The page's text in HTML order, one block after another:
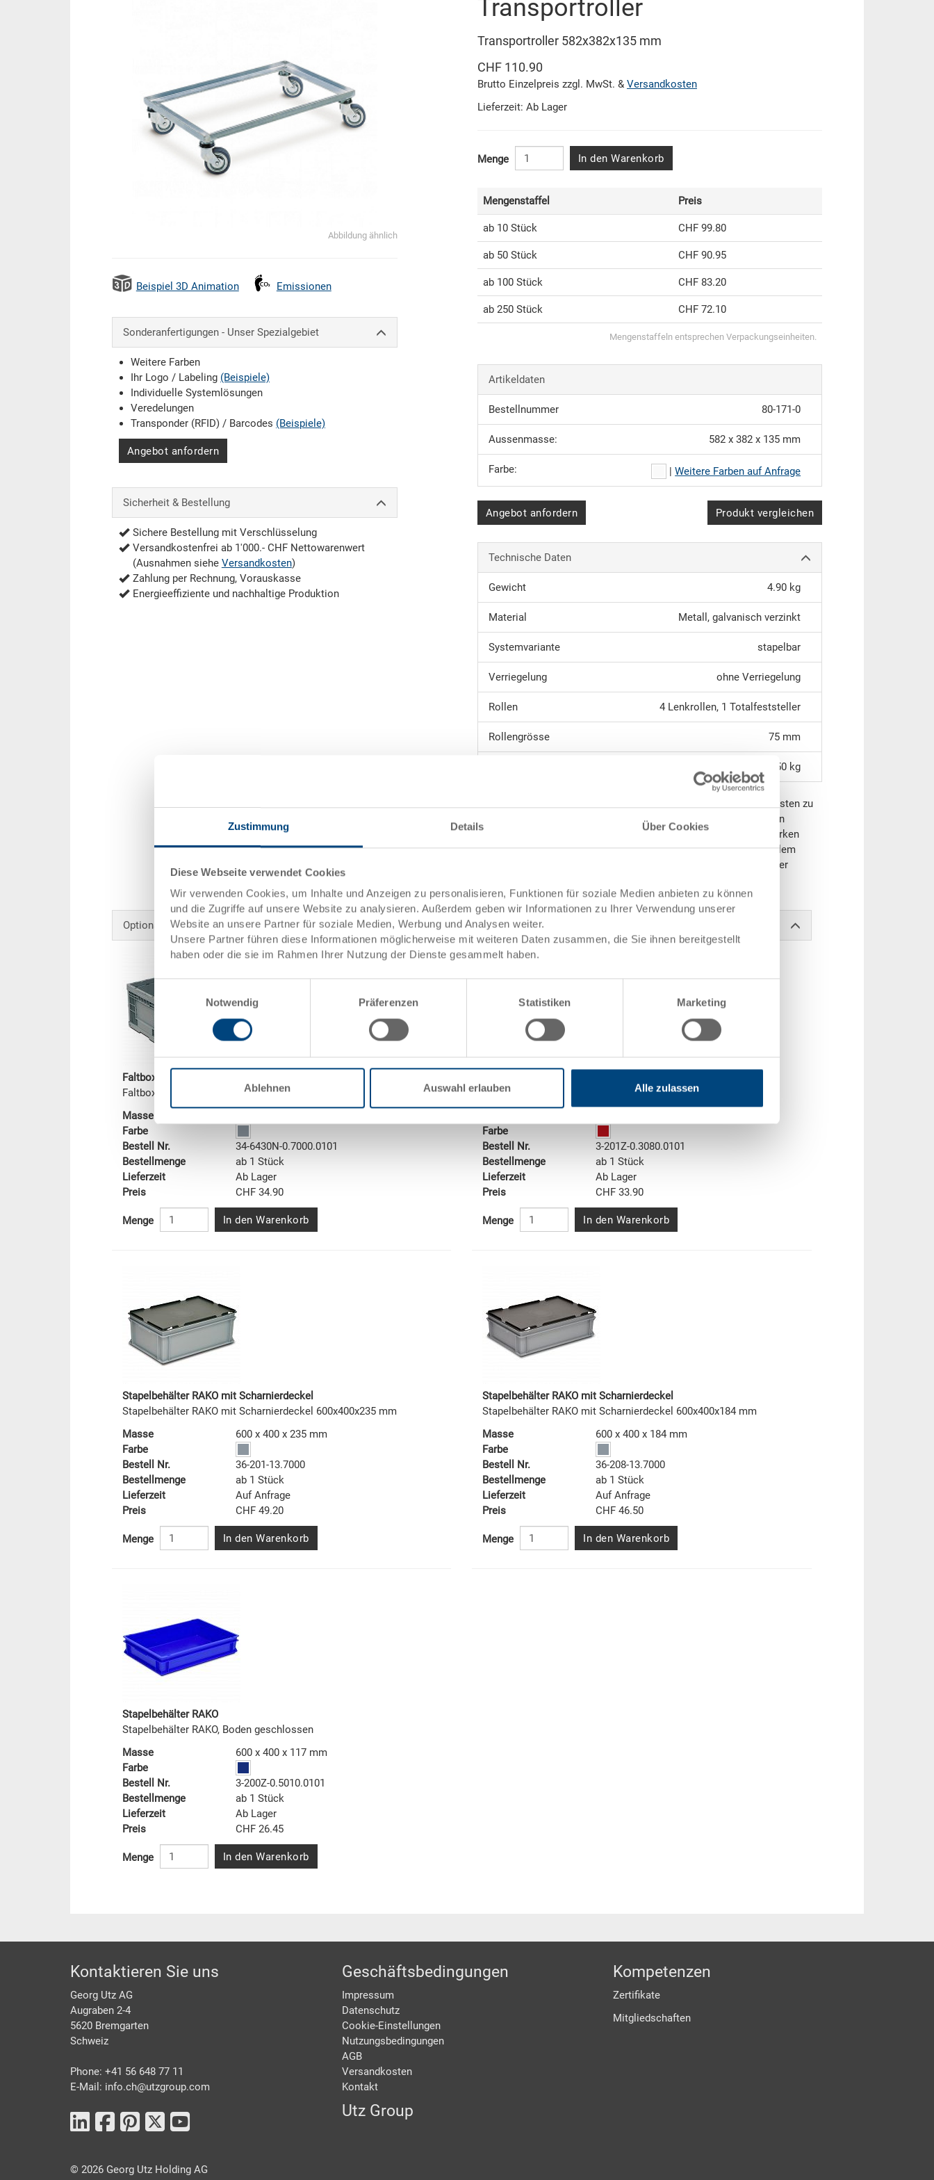
Zustimmung Details Über Cookies
Diese Webseite verwendet Cookies
Wir verwenden Cookies, um Inhalte und Anzeigen zu personalisieren, Funktionen für soziale Medien anbieten zu können
und die Zugriffe auf unsere Website zu analysieren. Außerdem geben wir Informationen zu Ihrer Verwendung unserer
Website an unsere Partner für soziale Medien, Werbung und Analysen weiter.
Unsere Partner führen diese Informationen möglicherweise mit weiteren Daten zusammen, die Sie ihnen bereitgestellt
haben oder die sie im Rahmen Ihrer Nutzung der Dienste gesammelt haben.
Notwendig
Präferenzen Statistiken Marketing
Ablehnen Auswahl erlauben Alle zulassen
Abbildung ähnlich
Beispiel 3D Animation Emissionen
Sonderanfertigungen - Unser Spezialgebiet
Weitere Farben
Ihr Logo / Labeling (Beispiele)
Individuelle Systemlösungen
Veredelungen
Transponder (RFID) / Barcodes (Beispiele)
Angebot anfordern
Sicherheit & Bestellung
Sichere Bestellung mit Verschlüsselung
Versandkostenfrei ab 1'000.- CHF Nettowarenwert
(Ausnahmen siehe Versandkosten)
Zahlung per Rechnung, Vorauskasse
Energieeffiziente und nachhaltige Produktion
Transportroller
Transportroller 582x382x135 mm
CHF 110.90
Brutto Einzelpreis zzgl. MwSt. & Versandkosten
Lieferzeit: Ab Lager
Menge In den Warenkorb
Mengenstaffel Preis
ab 10 Stück CHF 99.80
ab 50 Stück CHF 90.95
ab 100 Stück CHF 83.20
ab 250 Stück CHF 72.10
Mengenstaffeln entsprechen Verpackungseinheiten.
Artikeldaten
Bestellnummer 80-171-0
Aussenmasse: 582 x 382 x 135 mm
Farbe: |Weitere Farben auf Anfrage
Angebot anfordern Produkt vergleichen
Technische Daten
Gewicht 4.90 kg
Material Metall, galvanisch verzinkt
Systemvariante stapelbar
Verriegelung ohne Verriegelung
Rollen 4 Lenkrollen, 1 Totalfeststeller
Rollengrösse 75 mm
bis 150 kg
Der Transportroller ist die perfekte Unterstützung, um schwere Lasten zu
transportieren, ohne dem Rücken zu schaden. Auf dem tragfähigen
Transportroller können, dank den leichtgängigen und leistungsstarken
Rollen, Lasten von mehreren hundert Kilo schnell und mit minimalem
Kraftaufwand befördert werden. Abgestimmt auf die Masse unserer
Optionales Zubehör
Faltbox
Faltbox 600x400x300 mm
Masse
Farbe
Bestell Nr.
34-6430N-0.7000.0101
Bestellmenge
ab 1 Stück
Lieferzeit
Ab Lager
Preis
CHF 34.90
Menge In den Warenkorb
Stapelbehälter RAKO, Boden geschlossen
Farbe
Bestell Nr.
3-201Z-0.3080.0101
Bestellmenge
ab 1 Stück
Lieferzeit
Ab Lager
Preis
CHF 33.90
Menge In den Warenkorb
Stapelbehälter RAKO mit Scharnierdeckel
Stapelbehälter RAKO mit Scharnierdeckel 600x400x235 mm
Masse
600 x 400 x 235 mm
Farbe
Bestell Nr.
36-201-13.7000
Bestellmenge
ab 1 Stück
Lieferzeit
Auf Anfrage
Preis
CHF 49.20
Menge In den Warenkorb
Stapelbehälter RAKO mit Scharnierdeckel
Stapelbehälter RAKO mit Scharnierdeckel 600x400x184 mm
Masse
600 x 400 x 184 mm
Farbe
Bestell Nr.
36-208-13.7000
Bestellmenge
ab 1 Stück
Lieferzeit
Auf Anfrage
Preis
CHF 46.50
Menge In den Warenkorb
Stapelbehälter RAKO
Stapelbehälter RAKO, Boden geschlossen
Masse
600 x 400 x 117 mm
Farbe
Bestell Nr.
3-200Z-0.5010.0101
Bestellmenge
ab 1 Stück
Lieferzeit
Ab Lager
Preis
CHF 26.45
Menge In den Warenkorb
Footer
Kontaktieren Sie uns
Georg Utz AG
Augraben 2-4
5620 Bremgarten
Schweiz
Phone: +41 56 648 77 11
E-Mail: info.ch@utzgroup.com
Geschäftsbedingungen
Impressum
Datenschutz
Cookie-Einstellungen
Nutzungsbedingungen
AGB
Versandkosten
Kontakt
Utz Group
Kompetenzen
Zertifikate
Mitgliedschaften
© 2026Georg Utz Holding AG